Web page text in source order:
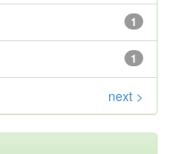
1
1
next >